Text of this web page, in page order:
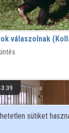
válaszolnak
sütiket